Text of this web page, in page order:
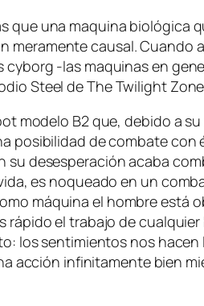
que una ma­qui­na
cau­sal.
‑las ma­qui­nas en
Steel de The Twilight
mo­de­lo B2 que, de­bi­do a
de com­ba­te con
su de­ses­pe­ra­ción aca­ba
es no­quea­do en un
má­qui­na el hom­bre
rá­pi­do el tra­ba­jo de
los sen­ti­mien­tos nos
ac­ción in­fi­ni­ta­men­te bien